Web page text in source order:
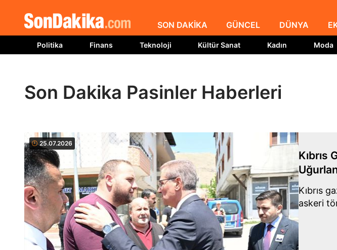
SON DAKİKA GÜNCEL DÜNYA
Politika Finans Teknoloji Kültür Sanat Kadın Moda
Son Dakika Pasinler Haberleri
25.07.2026
Kıbrıs
Kıbrıs
askeri